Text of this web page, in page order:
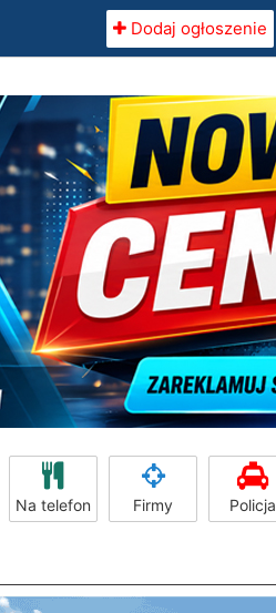
Dodaj ogłoszenie
Na telefon Firmy Policja